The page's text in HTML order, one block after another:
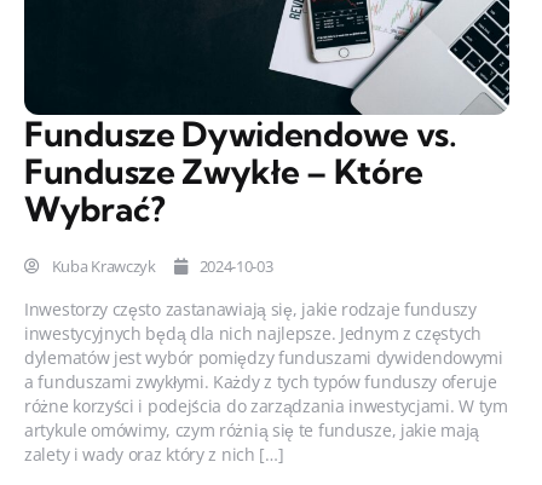
Fundusze Dywidendowe vs.
Fundusze Zwykłe – Które
Wybrać?
Kuba Krawczyk 2024-10-03
Inwestorzy często zastanawiają się, jakie rodzaje funduszy
inwestycyjnych będą dla nich najlepsze. Jednym z częstych
dylematów jest wybór pomiędzy funduszami dywidendowymi
a funduszami zwykłymi. Każdy z tych typów funduszy oferuje
różne korzyści i podejścia do zarządzania inwestycjami. W tym
artykule omówimy, czym różnią się te fundusze, jakie mają
zalety i wady oraz który z nich […]